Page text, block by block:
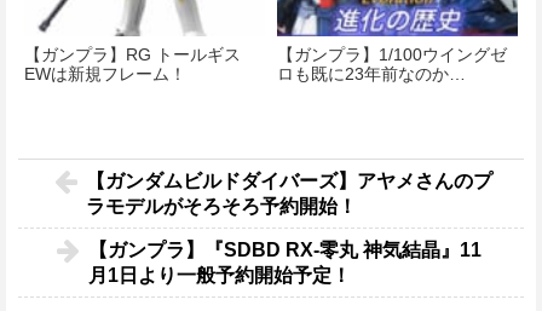
【ガンプラ】RG トールギス
EWは新規フレーム！
【ガンプラ】1/100ウイングゼ
ロも既に23年前なのか…
【ガンダムビルドダイバーズ】アヤメさんのプ
ラモデルがそろそろ予約開始！
【ガンプラ】『SDBD RX-零丸 神気結晶』11
月1日より一般予約開始予定！